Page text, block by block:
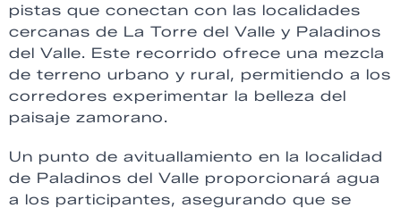
pistas que conectan con las localidades
cercanas de La Torre del Valle y Paladinos
del Valle. Este recorrido ofrece una mezcla
de terreno urbano y rural, permitiendo a los
corredores experimentar la belleza del
paisaje zamorano.
Un punto de avituallamiento en la localidad
de Paladinos del Valle proporcionará agua
a los participantes, asegurando que se